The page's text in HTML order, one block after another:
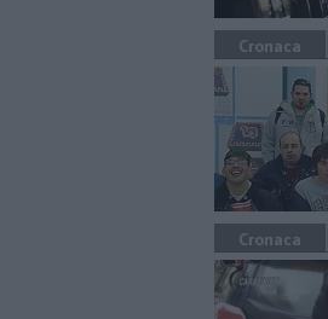
Cronaca
Cronaca